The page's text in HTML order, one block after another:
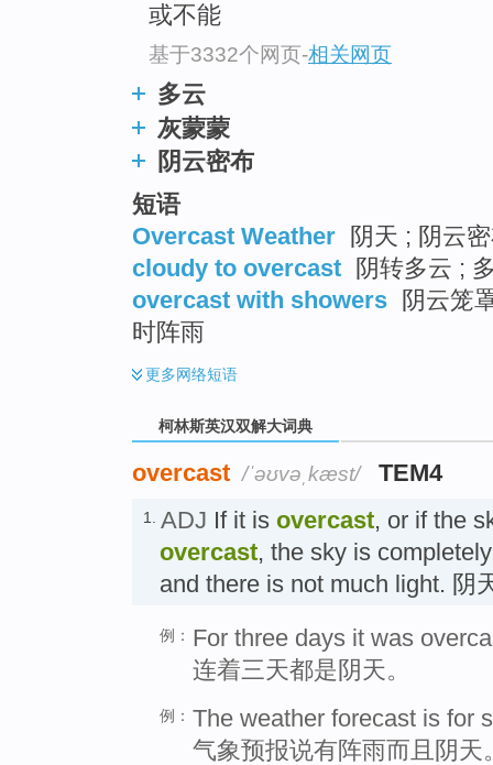
或不能
基于3332个网页-相关网页
多云
灰蒙蒙
阴云密布
短语
Overcast Weather
阴天 ; 阴云
cloudy to overcast
阴转多云 ;
overcast with showers
阴云笼
时阵雨
更多网络短语
柯林斯英汉双解大词典
overcast /ˈəʊvəˌkæst/ TEM4
1. ADJ If it is overcast, or if the
overcast, the sky is
and there is not much light. 阴
例： For three days it was
连着三天都是阴天。
例： The weather forecast is for
气象预报说有阵雨而且阴天